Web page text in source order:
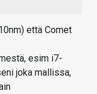
että Comet
esim i7-
joka mallissa,